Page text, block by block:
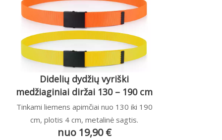
Didelių dydžių vyriški
medžiaginiai diržai 130 – 190 cm
Tinkami liemens apimčiai nuo 130 iki 190
cm, plotis 4 cm, metalinė sagtis.
nuo 19,90 €